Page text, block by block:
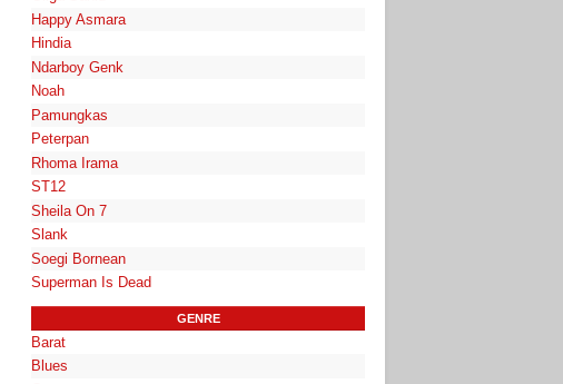
Happy Asmara
Hindia
Ndarboy Genk
Noah
Pamungkas
Peterpan
Rhoma Irama
ST12
Sheila On 7
Slank
Soegi Bornean
Superman Is Dead
GENRE
Barat
Blues